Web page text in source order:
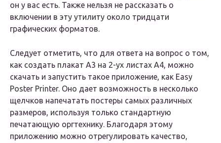
он у вас есть. Также нельзя не рассказать о
включении в эту утилиту около тридцати
графических форматов.
Следует отметить, что для ответа на вопрос о том,
как создать плакат А3 на 2-ух листах А4, можно
скачать и запустить такое приложение, как Easy
Poster Printer. Оно дает возможность в несколько
щелчков напечатать постеры самых различных
размеров, используя только стандартную
печатающую оргтехнику. Благодаря этому
приложению можно отрегулировать качество,